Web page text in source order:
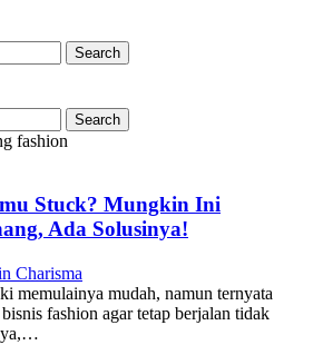
Search
Search
Stuck? Mungkin Ini
Ada Solusinya!
Charisma
memulainya mudah, namun ternyata
fashion agar tetap berjalan tidak